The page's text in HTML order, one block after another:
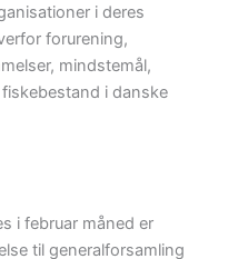
i deres
forurening,
mindstemål,
i danske
i februar måned er
til generalforsamling